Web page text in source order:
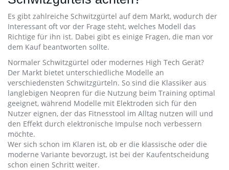
Es gibt zahlreiche Schwitzgürtel auf dem Markt, wodurch der
Interessant oft vor der Frage steht, welches Modell das
Richtige für ihn ist. Dabei gibt es einige Fragen, die man vor
dem Kauf beantworten sollte.
Normaler Schwitzgürtel oder modernes High Tech Gerät?
Der Markt bietet unterschiedliche Modelle an
verschiedensten Schwitzgürteln. So sind die Klassiker aus
langlebigen Neopren für die Nutzung beim Training optimal
geeignet, während Modelle mit Elektroden sich für den
Nutzer eignen, der das Fitnesstool im Alltag nutzen will und
den Effekt durch elektronische Impulse noch verbessern
möchte.
Wer sich schon im Klaren ist, ob er die klassische oder die
moderne Variante bevorzugt, ist bei der Kaufentscheidung
schon einen Schritt weiter.